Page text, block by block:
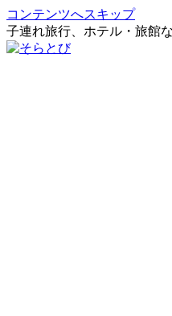
コンテンツへスキップ
子連れ旅行、ホテル・旅館